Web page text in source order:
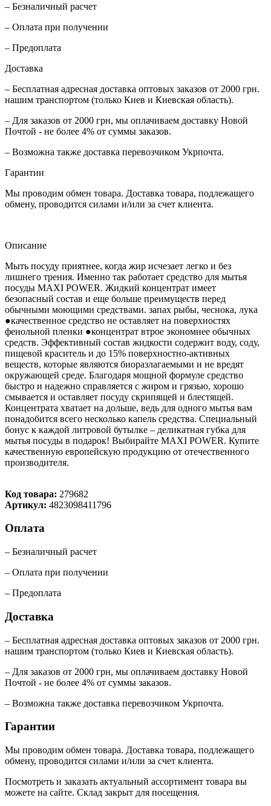
– Безналичный расчет
– Оплата при получении
– Предоплата
Доставка
– Бесплатная адресная доставка оптовых заказов от 2000 грн.
нашим транспортом (только Киев и Киевская область).
– Для заказов от 2000 грн, мы оплачиваем доставку Новой
Почтой - не более 4% от суммы заказов.
– Возможна также доставка перевозчиком Укрпочта.
Гарантии
Мы проводим обмен товара. Доставка товара, подлежащего
обмену, проводится силами и/или за счет клиента.
Описание
Мыть посуду приятнее, когда жир исчезает легко и без
лишнего трения. Именно так работает средство для мытья
посуды MAXI POWER. Жидкий концентрат имеет
безопасный состав и еще больше преимуществ перед
обычными моющими средствами. запах рыбы, чеснока, лука
●качественное средство не оставляет на поверхностях
фенольной пленки ●концентрат втрое экономнее обычных
средств. Эффективный состав жидкости содержит воду, соду,
пищевой краситель и до 15% поверхностно-активных
веществ, которые являются биоразлагаемыми и не вредят
окружающей среде. Благодаря мощной формуле средство
быстро и надежно справляется с жиром и грязью, хорошо
смывается и оставляет посуду скрипящей и блестящей.
Концентрата хватает на дольше, ведь для одного мытья вам
понадобится всего несколько капель средства. Специальный
бонус к каждой литровой бутылке – деликатная губка для
мытья посуды в подарок! Выбирайте MAXI POWER. Купите
качественную европейскую продукцию от отечественного
производителя.
Код товара: 279682
Артикул: 4823098411796
Оплата
– Безналичный расчет
– Оплата при получении
– Предоплата
Доставка
– Бесплатная адресная доставка оптовых заказов от 2000 грн.
нашим транспортом (только Киев и Киевская область).
– Для заказов от 2000 грн, мы оплачиваем доставку Новой
Почтой - не более 4% от суммы заказов.
– Возможна также доставка перевозчиком Укрпочта.
Гарантии
Мы проводим обмен товара. Доставка товара, подлежащего
обмену, проводится силами и/или за счет клиента.
Посмотреть и заказать актуальный ассортимент товара вы
можете на сайте. Склад закрыт для посещения.